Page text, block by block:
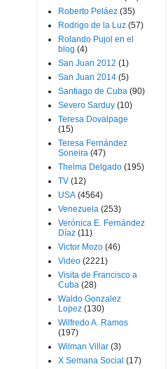
Roberto Peláez (35)
Rodrigo de la Luz (57)
Rolando Pujol en el
blog (4)
San Juan 2012 (1)
San Juan 2014 (5)
Santiago de Cuba (90)
Severo Sarduy (10)
Teresa Dovalpage
(15)
Teresa Fernández
Soneira (47)
Thelma Delgado (195)
TV (12)
USA (4564)
Venezuela (253)
Verónica E. Fernández
Díaz (11)
Victor Mozo (46)
Video (2221)
Visita de Francisco a
Cuba (28)
Waldo Gonzalez
Lopez (130)
Wilfredo A. Ramos
(197)
Wilman Villar (3)
X Semana Social (17)